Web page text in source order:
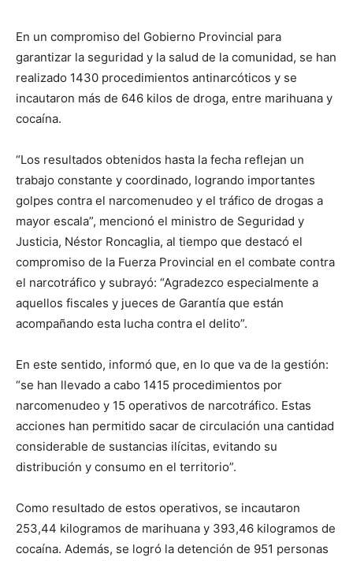
En un compromiso del Gobierno Provincial para
garantizar la seguridad y la salud de la comunidad, se han
realizado 1430 procedimientos antinarcóticos y se
incautaron más de 646 kilos de droga, entre marihuana y
cocaína.
“Los resultados obtenidos hasta la fecha reflejan un
trabajo constante y coordinado, logrando importantes
golpes contra el narcomenudeo y el tráfico de drogas a
mayor escala”, mencionó el ministro de Seguridad y
Justicia, Néstor Roncaglia, al tiempo que destacó el
compromiso de la Fuerza Provincial en el combate contra
el narcotráfico y subrayó: “Agradezco especialmente a
aquellos fiscales y jueces de Garantía que están
acompañando esta lucha contra el delito”.
En este sentido, informó que, en lo que va de la gestión:
“se han llevado a cabo 1415 procedimientos por
narcomenudeo y 15 operativos de narcotráfico. Estas
acciones han permitido sacar de circulación una cantidad
considerable de sustancias ilícitas, evitando su
distribución y consumo en el territorio”.
Como resultado de estos operativos, se incautaron
253,44 kilogramos de marihuana y 393,46 kilogramos de
cocaína. Además, se logró la detención de 951 personas